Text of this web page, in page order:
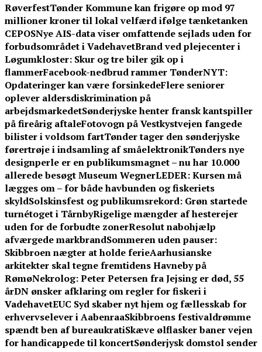
RøverfestTønder Kommune kan frigøre op mod 97
millioner kroner til lokal velfærd ifølge tænketanken
CEPOSNye AIS-data viser omfattende sejlads uden for
forbudsområdet i VadehavetBrand ved plejecenter i
Løgumkloster: Skur og tre biler gik op i
flammerFacebook-nedbrud rammer TønderNYT:
Opdateringer kan være forsinkedeFlere seniorer
oplever aldersdiskrimination på
arbejdsmarkedetSønderjyske henter fransk kantspiller
på fireårig aftaleFotovogn på Vestkystvejen fangede
bilister i voldsom fartTønder tager den sønderjyske
førertrøje i indsamling af småelektronikTønders nye
designperle er en publikumsmagnet – nu har 10.000
allerede besøgt Museum WegnerLEDER: Kursen må
lægges om – for både havbunden og fiskeriets
skyldSolskinsfest og publikumsrekord: Grøn startede
turnétoget i TårnbyRigelige mængder af hesterejer
uden for de forbudte zonerResolut nabohjælp
afværgede markbrandSommeren uden pauser:
Skibbroen nægter at holde ferieAarhusianske
arkitekter skal tegne fremtidens Havneby på
RømøNekrolog: Peter Petersen fra Jejsing er død, 55
årDN ønsker afklaring om regler for fiskeri i
VadehavetEUC Syd skaber nyt hjem og fællesskab for
erhvervselever i AabenraaSkibbroens festivaldrømme
spændt ben af bureaukratiSkæve ølflasker baner vejen
for handicappede til koncertSønderjysk domstol sender